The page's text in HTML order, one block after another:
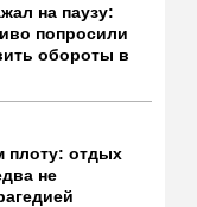
на паузу:
попросили
обороты в
плоту: отдых
не